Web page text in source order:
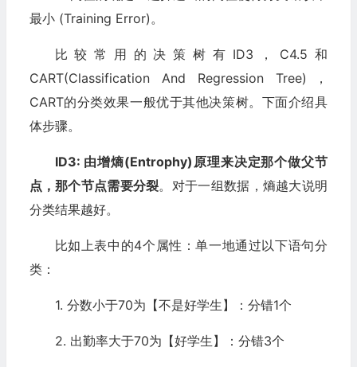
最小 (Training Error)。
比较常用的决策树有ID3，C4.5和
CART(Classification And Regression Tree)，
CART的分类效果一般优于其他决策树。下面介绍具
体步骤。
ID3: 由增熵(Entrophy)原理来决定那个做父节
点，那个节点需要分裂。对于一组数据，熵越大说明
分类结果越好。
比如上表中的4个属性：单一地通过以下语句分
类：
1. 分数小于70为【不是好学生】：分错1个
2. 出勤率大于70为【好学生】：分错3个